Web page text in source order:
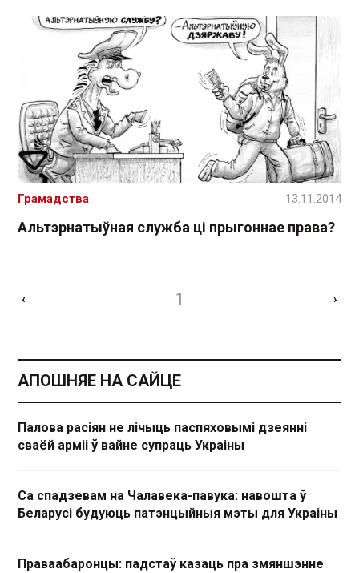
Альтэрнатыўная служба ці прыгоннае права?
Грамадства 13.11.2014
‹ 1 ›
АПОШНЯЕ НА САЙЦЕ
Палова расіян не лічыць паспяховымі дзеянні
сваёй арміі ў вайне супраць Украіны
Са спадзевам на Чалавека-павука: навошта ў
Беларусі будуюць патэнцыйныя мэты для Украіны
Праваабаронцы: падстаў казаць пра змяншэнне